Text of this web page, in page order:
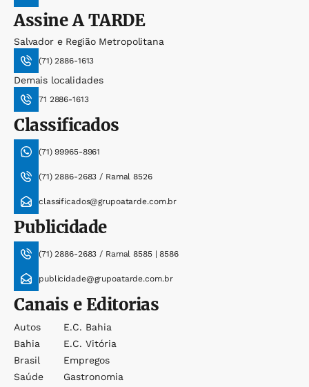
AssineA TARDE
Salvador e Região Metropolitana
(71) 2886-1613
Demais localidades
71 2886-1613
Classificados
(71) 99965-8961
(71) 2886-2683 / Ramal 8526
classificados@grupoatarde.com.br
Publicidade
(71) 2886-2683 / Ramal 8585 | 8586
publicidade@grupoatarde.com.br
Canais e Editorias
Autos
Bahia
Brasil
Saúde
E.c. Bahia
E.c. Vitória
Empregos
Gastronomia